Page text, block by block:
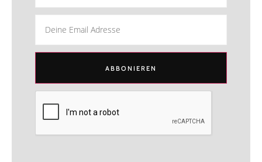
ABBONIEREN